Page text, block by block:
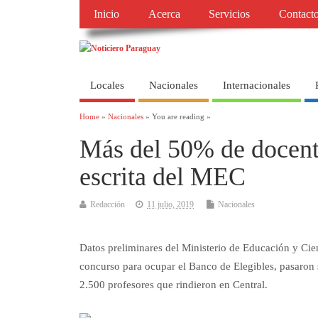
Inicio Acerca Servicios
Locales Nacionales Internacionales
Home » Nacionales » You are reading »
Más del 50% de
escrita del MEC
Redacción 11 julio, 2019 Nacionales
Datos preliminares del Ministerio de Educación y
concurso para ocupar el Banco de Elegibles,
2.500 profesores que rindieron en Central.